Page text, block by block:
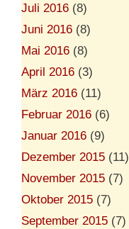
Juli 2016 (8)
Juni 2016 (8)
Mai 2016 (8)
April 2016 (3)
März 2016 (11)
Februar 2016 (6)
Januar 2016 (9)
Dezember 2015 (11)
November 2015 (7)
Oktober 2015 (7)
September 2015 (7)